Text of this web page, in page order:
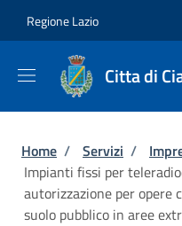
Regione Lazio
Citta di
Briciole di
Home / Servizi /
Impianti fissi per
autorizzazione per opere
suolo pubblico in aree